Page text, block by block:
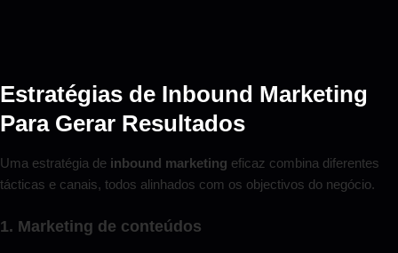
Estratégias de Inbound Marketing
Para Gerar Resultados
Uma estratégia de inbound marketing eficaz combina diferentes
tácticas e canais, todos alinhados com os objectivos do negócio.
1. Marketing de conteúdos